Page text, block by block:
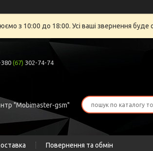
з 10:00 до 18:00. Усі ваші звернення
(67) 302-74-74
"Mobimaster-gsm"
Повернення та обмін